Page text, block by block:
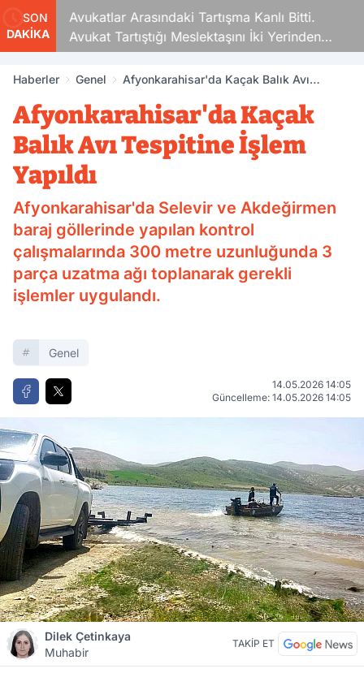
SON
DAKİKA
Avukatlar Arasındaki Tartışma Kanlı Bitti.
Avukat Tartıştığı Meslektaşını İki Yerinden
Vurdu
Haberler Genel
Afyonkarahisar'da Kaçak Balık Avı
Afyonkarahisar'da Kaçak
Balık Avı Tespitine İşlem
Yapıldı
Afyonkarahisar'da Selevir ve Akdeğirmen
baraj göllerinde yapılan kontrol
çalışmalarında 300 metre uzunluğunda 3
parça uzatma ağı toplanarak gerekli
işlemler uygulandı.
Genel
14.05.2026 14:05
Güncelleme: 14.05.2026 14:05
Dilek Çetinkaya
Muhabir
TAKİP ET